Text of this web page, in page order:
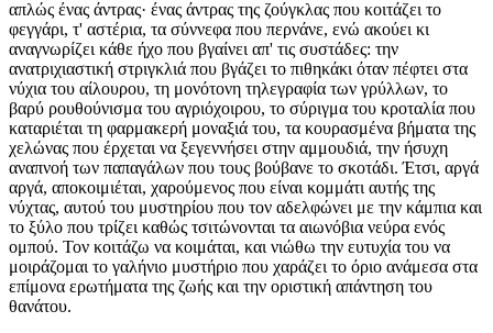
απλώς ένας άντρας· ένας άντρας της ζούγκλας που κοιτάζει το
φεγγάρι, τ' αστέρια, τα σύννεφα που περνάνε, ενώ ακούει κι
αναγνωρίζει κάθε ήχο που βγαίνει απ' τις συστάδες: την
ανατριχιαστική στριγκλιά που βγάζει το πιθηκάκι όταν πέφτει στα
νύχια του αίλουρου, τη μονότονη τηλεγραφία των γρύλλων, το
βαρύ ρουθούνισμα του αγριόχοιρου, το σύριγμα του κροταλία που
καταριέται τη φαρμακερή μοναξιά του, τα κουρασμένα βήματα της
χελώνας που έρχεται να ξεγεννήσει στην αμμουδιά, την ήσυχη
αναπνοή των παπαγάλων που τους βούβανε το σκοτάδι. Έτσι, αργά
αργά, αποκοιμιέται, χαρούμενος που είναι κομμάτι αυτής της
νύχτας, αυτού του μυστηρίου που τον αδελφώνει με την κάμπια και
το ξύλο που τρίζει καθώς τσιτώνονται τα αιωνόβια νεύρα ενός
ομπού. Τον κοιτάζω να κοιμάται, και νιώθω την ευτυχία του να
μοιράζομαι το γαλήνιο μυστήριο που χαράζει το όριο ανάμεσα στα
επίμονα ερωτήματα της ζωής και την οριστική απάντηση του
θανάτου.